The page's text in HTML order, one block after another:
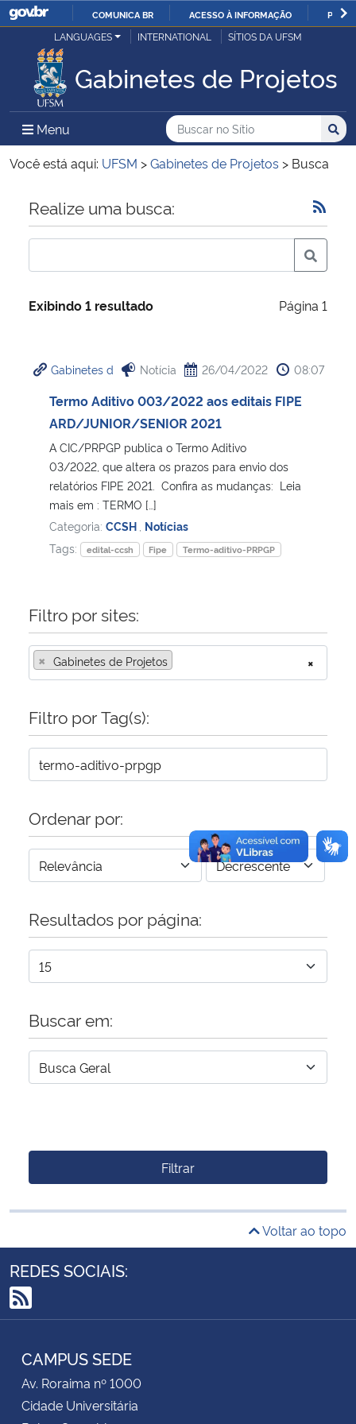
IR
O
COMUNICA BR ACESSO À INFORMAÇÃO
Ministério da Justiça e Segurança Pública
Ministério da Defesa
Ministério das Relações Exteriores
Ministério da Economia
Ministério da Infraestrutura
Ministério da Cidadania
Ministério de Minas e Energia
Ministério da Ciência, Tecnologia, Inovações e Comunicações
Ministério do Meio Ambiente
Ministério do Desenvolvimento Regional
Controladoria-Geral da União
Secretaria-Geral
Gabinete de Segurança Institucional
Advocacia-Geral da União
Banco Central do Brasil
LANGUAGES INTERNATIONAL SÍTIOS DA UFSM
Gabinetes de Projetos
Menu Menu Principal do Sítio
Busca
Buscar no no Sítio
Busca:
Você está aqui: UFSM >Gabinetes de Projetos > Busca
Início do conteúdo
Realize uma busca:
Exibindo 1 resultado Página 1
Gabinetes d Notícia 26/04/2022 08:07
Termo Aditivo 003/2022 aos editais FIPE
ARD/JUNIOR/SENIOR 2021
A CIC/PRPGP publica o Termo Aditivo
03/2022, que altera os prazos para envio dos
relatórios FIPE 2021. Confira as mudanças: Leia
mais em : TERMO […]
Categoria: CCSH Notícias
Tags:
edital-ccsh Fipe Termo-aditivo-PRPGP
Filtro por sites:
×
× Gabinetes de Projetos
Filtro por Tag(s):
Ordenar por:
Resultados por página:
Buscar em:
Filtrar
Voltar ao topo
REDES SOCIAIS:
RSS
CAMPUS SEDE
Av. Roraima nº 1000
Cidade Universitária